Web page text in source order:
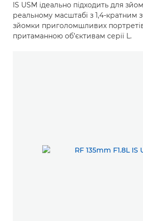
IS USM ідеально підходить для
реальному масштабі з 1,4-кратним
зйомки приголомшливих портретів
притаманною об’єктивам серії L.